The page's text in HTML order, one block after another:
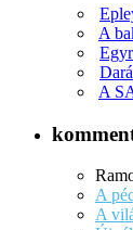
A
A
A
A